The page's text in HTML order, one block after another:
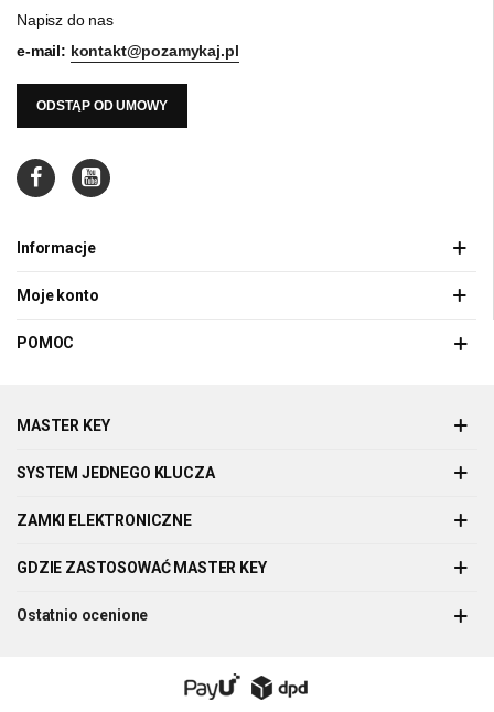
Napisz do nas
e-mail: kontakt@pozamykaj.pl
ODSTĄP OD UMOWY
Informacje
Moje konto
POMOC
MASTER KEY
SYSTEM JEDNEGO KLUCZA
ZAMKI ELEKTRONICZNE
GDZIE ZASTOSOWAĆ MASTER KEY
Ostatnio ocenione